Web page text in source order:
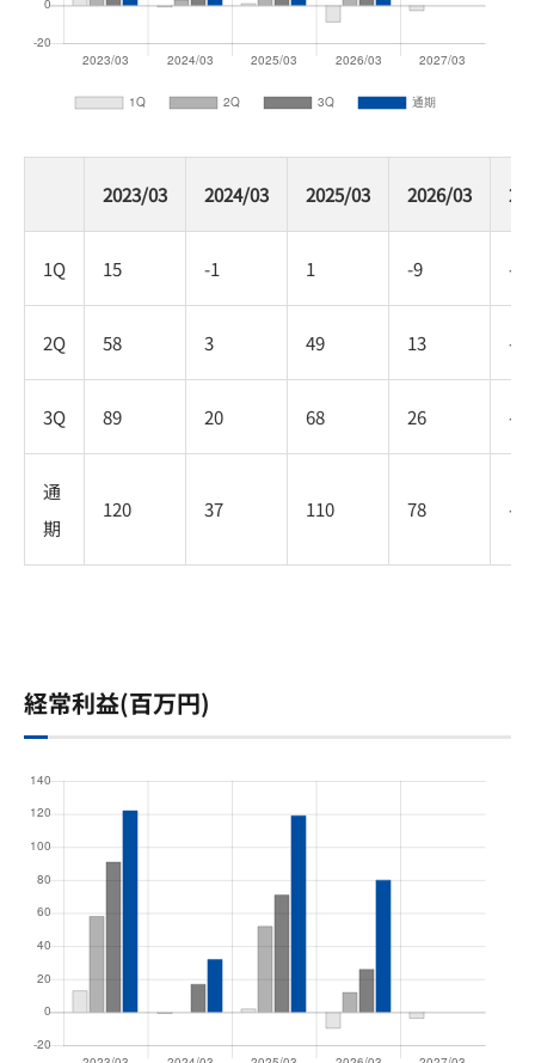
2023/03 2024/03 2025/03 2026/03
1Q 15 -1 1 -9 -3
2Q 58 3 49 13 -
3Q 89 20 68 26 -
通
期
120 37 110 78 -
経常利益(百万円)